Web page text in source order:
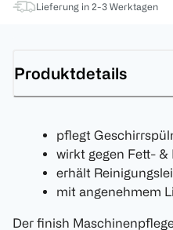
Lieferung in 2-3 Werktagen
Produktdetails
pflegt
wirkt gegen Fett- &
erhält
mit angenehmem
Der finish